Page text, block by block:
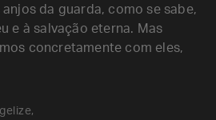
da guarda, como se sabe,
e à salvação eterna. Mas
concretamente com eles,